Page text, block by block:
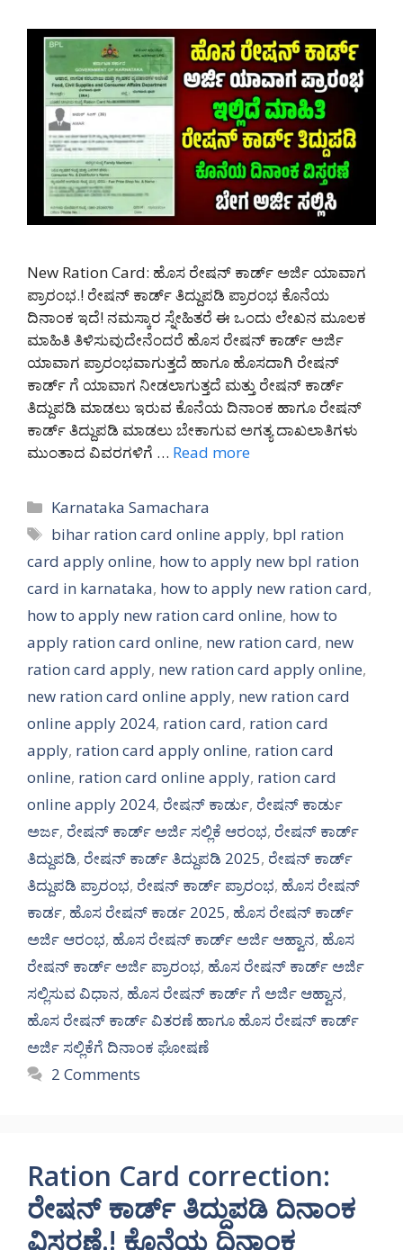
New Ration Card: ಹೊಸ ರೇಷನ್ ಕಾರ್ಡ್ ಅರ್ಜಿ ಯಾವಾಗ
ಪ್ರಾರಂಭ.! ರೇಷನ್ ಕಾರ್ಡ್ ತಿದ್ದುಪಡಿ ಪ್ರಾರಂಭ ಕೊನೆಯ
ದಿನಾಂಕ ಇದೆ! ನಮಸ್ಕಾರ ಸ್ನೇಹಿತರೆ ಈ ಒಂದು ಲೇಖನ ಮೂಲಕ
ಮಾಹಿತಿ ತಿಳಿಸುವುದೇನೆಂದರೆ ಹೊಸ ರೇಷನ್ ಕಾರ್ಡ್ ಅರ್ಜಿ
ಯಾವಾಗ ಪ್ರಾರಂಭವಾಗುತ್ತದೆ ಹಾಗೂ ಹೊಸದಾಗಿ ರೇಷನ್
ಕಾರ್ಡ್ ಗೆ ಯಾವಾಗ ನೀಡಲಾಗುತ್ತದೆ ಮತ್ತು ರೇಷನ್ ಕಾರ್ಡ್
ತಿದ್ದುಪಡಿ ಮಾಡಲು ಇರುವ ಕೊನೆಯ ದಿನಾಂಕ ಹಾಗೂ ರೇಷನ್
ಕಾರ್ಡ್ ತಿದ್ದುಪಡಿ ಮಾಡಲು ಬೇಕಾಗುವ ಅಗತ್ಯ ದಾಖಲಾತಿಗಳು
ಮುಂತಾದ ವಿವರಗಳಿಗೆ … Read more
Categories
Karnataka Samachara
Tags
bihar ration card online apply, bpl ration
card apply online, how to apply new bpl ration
card in karnataka, how to apply new ration card,
how to apply new ration card online, how to
apply ration card online, new ration card, new
ration card apply, new ration card apply online,
new ration card online apply, new ration card
online apply 2024, ration card, ration card
apply, ration card apply online, ration card
online, ration card online apply, ration card
online apply 2024, ರೇಷನ್ ಕಾರ್ಡು, ರೇಷನ್ ಕಾರ್ಡು
ಅರ್ಜ, ರೇಷನ್ ಕಾರ್ಡ್ ಅರ್ಜಿ ಸಲ್ಲಿಕೆ ಆರಂಭ, ರೇಷನ್ ಕಾರ್ಡ್
ತಿದ್ದುಪಡಿ, ರೇಷನ್ ಕಾರ್ಡ್ ತಿದ್ದುಪಡಿ 2025, ರೇಷನ್ ಕಾರ್ಡ್
ತಿದ್ದುಪಡಿ ಪ್ರಾರಂಭ, ರೇಷನ್ ಕಾರ್ಡ್ ಪ್ರಾರಂಭ, ಹೊಸ ರೇಷನ್
ಕಾರ್ಡ, ಹೊಸ ರೇಷನ್ ಕಾರ್ಡ 2025, ಹೊಸ ರೇಷನ್ ಕಾರ್ಡ್
ಅರ್ಜಿ ಆರಂಭ, ಹೊಸ ರೇಷನ್ ಕಾರ್ಡ್ ಅರ್ಜಿ ಆಹ್ವಾನ, ಹೊಸ
ರೇಷನ್ ಕಾರ್ಡ್ ಅರ್ಜಿ ಪ್ರಾರಂಭ, ಹೊಸ ರೇಷನ್ ಕಾರ್ಡ್ ಅರ್ಜಿ
ಸಲ್ಲಿಸುವ ವಿಧಾನ, ಹೊಸ ರೇಷನ್ ಕಾರ್ಡ್ ಗೆ ಅರ್ಜಿ ಆಹ್ವಾನ,
ಹೊಸ ರೇಷನ್ ಕಾರ್ಡ್ ವಿತರಣೆ ಹಾಗೂ ಹೊಸ ರೇಷನ್ ಕಾರ್ಡ್
ಅರ್ಜಿ ಸಲ್ಲಿಕೆಗೆ ದಿನಾಂಕ ಘೋಷಣೆ
2 Comments
Ration Card correction:
ರೇಷನ್ ಕಾರ್ಡ್ ತಿದ್ದುಪಡಿ ದಿನಾಂಕ
ವಿಸ್ತರಣೆ.! ಕೊನೆಯ ದಿನಾಂಕ